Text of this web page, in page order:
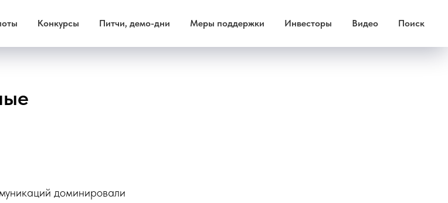
Конкурсы Питчи, демо-дни Меры поддержки Инвесторы Видео Поиск
доминировали